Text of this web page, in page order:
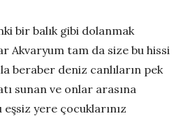
bir balık gibi dolanmak
Akvaryum tam da size bu hissi
beraber deniz canlıların pek
sunan ve onlar arasına
eşsiz yere çocuklarınız